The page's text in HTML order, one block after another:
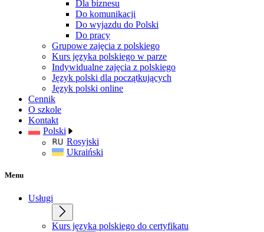
Dla biznesu
Do komunikacji
Do wyjazdu do Polski
Do pracy
Grupowe zajęcia z polskiego
Kurs języka polskiego w parze
Indywidualne zajęcia z polskiego
Język polski dla początkujących
Język polski online
Cennik
O szkole
Kontakt
Polski
Rosyjski
Ukraiński
Menu
Usługi
Kurs języka polskiego do certyfikatu